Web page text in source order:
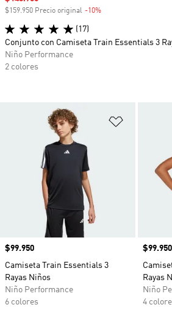
Añadir a
Precio
$99.950
Camiseta Train Essentials 3
Rayas Niños
Niño Performance
6 colores
Precio
$99.950
Rayas
Niño
4
$159.950 Precio original -10%
(17)
Conjunto con Camiseta Train Essentials 3
Niño Performance
2 colores